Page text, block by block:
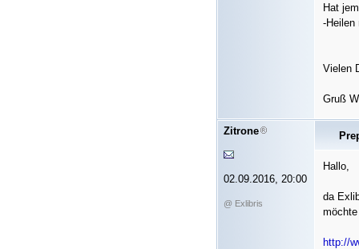
Hat
-Heilen
Vielen
Gruß
Zitrone
02.09.2016, 20:00
@ Exlibris
Hallo,
da
http://